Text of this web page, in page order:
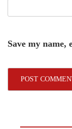
Save my